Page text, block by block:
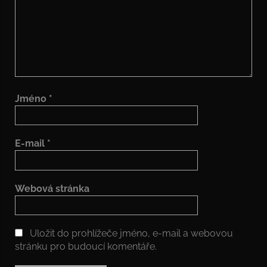
Jméno *
E-mail *
Webová stránka
Uložit do prohlížeče jméno, e-mail a webovou
stránku pro budoucí komentáře.